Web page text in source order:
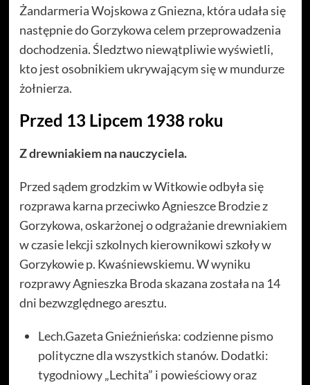
Żandarmeria Wojskowa z Gniezna, która udała się
następnie do Gorzykowa celem przeprowadzenia
dochodzenia. Śledztwo niewątpliwie wyświetli,
kto jest osobnikiem ukrywającym się w mundurze
żołnierza.
Przed 13 Lipcem 1938 roku
Z drewniakiem na nauczyciela.
Przed sądem grodzkim w Witkowie odbyła się
rozprawa karna przeciwko Agnieszce Brodzie z
Gorzykowa, oskarżonej o odgrażanie drewniakiem
w czasie lekcji szkolnych kierownikowi szkoły w
Gorzykowie p. Kwaśniewskiemu. W wyniku
rozprawy Agnieszka Broda skazana została na 14
dni bezwzględnego aresztu.
Lech.Gazeta Gnieźnieńska: codzienne pismo
polityczne dla wszystkich stanów. Dodatki:
tygodniowy „Lechita” i powieściowy oraz